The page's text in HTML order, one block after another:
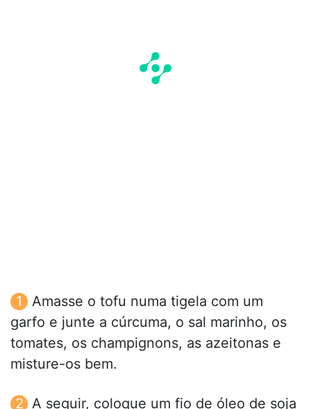
Amasse o tofu numa tigela com um
garfo e junte a cúrcuma, o sal marinho, os
tomates, os champignons, as azeitonas e
misture-os bem.
A seguir, coloque um fio de óleo de soja